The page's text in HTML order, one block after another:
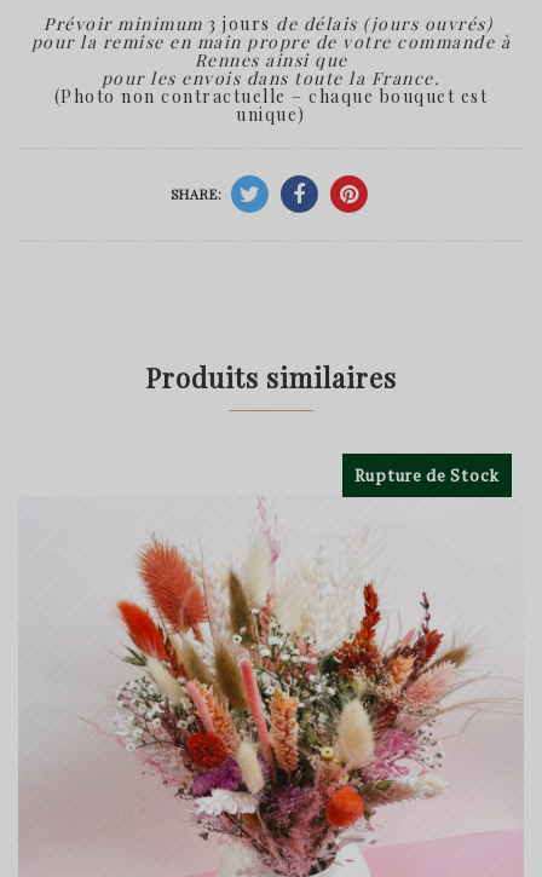
Prévoir minimum3 jours de délais (jours ouvrés)
pour la remise en main propre de votre commande à
Rennes ainsi que
pour les envois dans toute la France.
(Photo non contractuelle – chaque bouquet est
unique)
SHARE:
Produits similaires
Rupture de Stock